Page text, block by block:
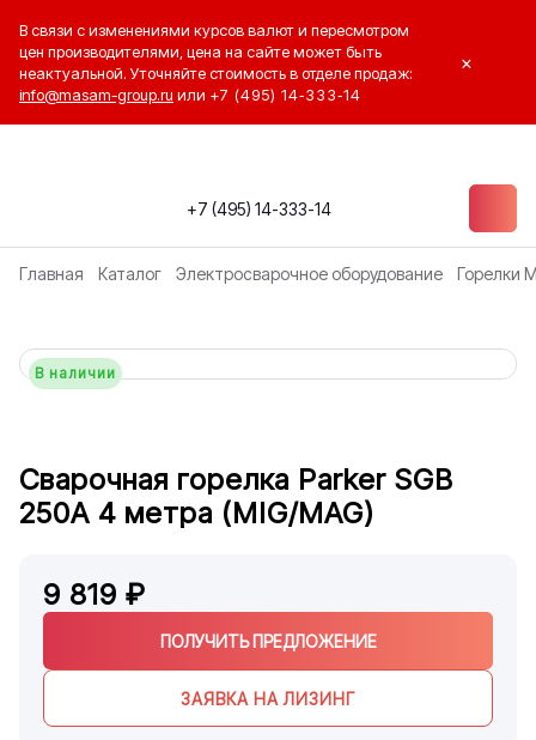
В связи с изменениями курсов валют и пересмотром
цен производителями, цена на сайте может быть
неактуальной. Уточняйте стоимость в отделе продаж:
info@masam-group.ru или +7 (495) 14‑333‑14
×
+7 (495) 14-333-14
Главная Каталог Электросварочное оборудование Горелки
В наличии
Сварочная горелка Parker SGB
250A 4 метра (MIG/MAG)
9 819 ₽
ПОЛУЧИТЬ ПРЕДЛОЖЕНИЕ
ЗАЯВКА НА ЛИЗИНГ